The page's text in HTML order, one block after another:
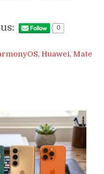
0
, Huawei, Mate